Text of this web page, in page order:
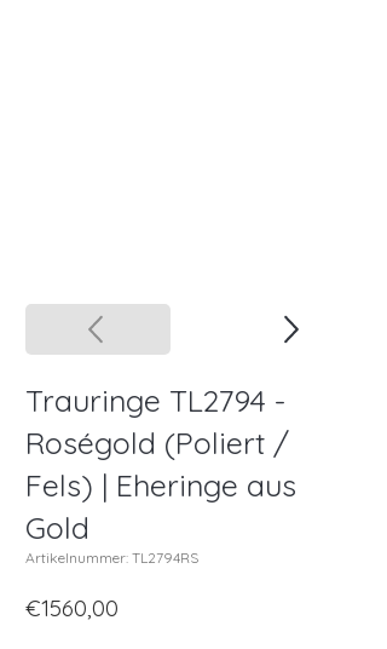
Trauringe TL2794 -
Roségold (Poliert /
Fels) | Eheringe aus
Gold
Artikelnummer: TL2794RS
€1560,00